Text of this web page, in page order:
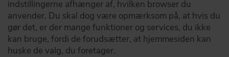
indstillingerne afhænger af, hvilken browser du
anvender. Du skal dog være opmærksom på, at hvis du
gør det, er der mange funktioner og services, du ikke
kan bruge, fordi de forudsætter, at hjemmesiden kan
huske de valg, du foretager.